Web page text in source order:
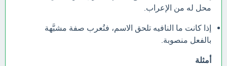
محل له من الإعراب.
إذا كانت ما النافيه تلحق الاسم، فتُعرب صفة مشبَّهة
بالفعل منصوبة.
أمثلة